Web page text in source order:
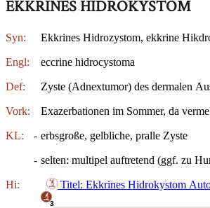
EKKRINES HIDROKYSTOM
Syn: Ekkrines Hidrozystom, ekkrine
Engl: eccrine hidrocystoma
Def: Zyste (Adnextumor) des dermalen
Vork: Exazerbationen im Sommer, da
KL: - erbsgroße, gelbliche, pralle Zyste
- selten: multipel auftretend (ggf. zu
Hi: Titel: Ekkrines Hidrokystom
3